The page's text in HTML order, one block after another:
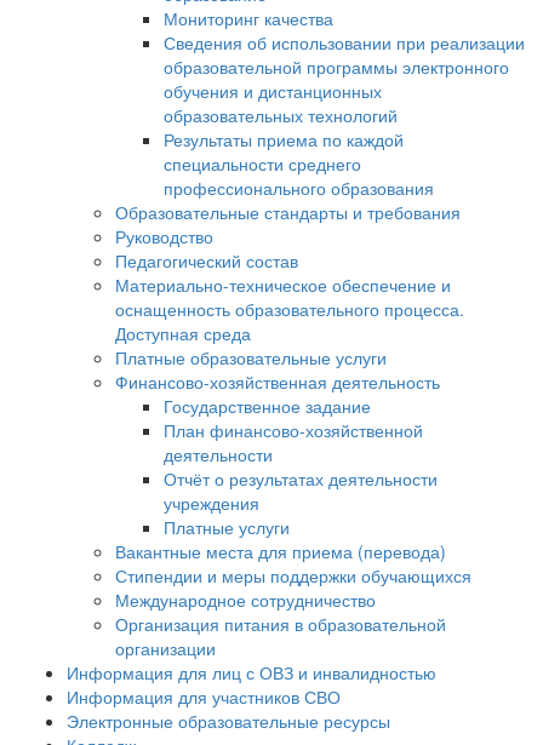
Мониторинг качества
Сведения об использовании при реализации
образовательной программы электронного
обучения и дистанционных
образовательных технологий
Результаты приема по каждой
специальности среднего
профессионального образования
Образовательные стандарты и требования
Руководство
Педагогический состав
Материально-техническое обеспечение и
оснащенность образовательного процесса.
Доступная среда
Платные образовательные услуги
Финансово-хозяйственная деятельность
Государственное задание
План финансово-хозяйственной
деятельности
Отчёт о результатах деятельности
учреждения
Платные услуги
Вакантные места для приема (перевода)
Стипендии и меры поддержки обучающихся
Международное сотрудничество
Организация питания в образовательной
организации
Информация для лиц с ОВЗ и инвалидностью
Информация для участников СВО
Электронные образовательные ресурсы